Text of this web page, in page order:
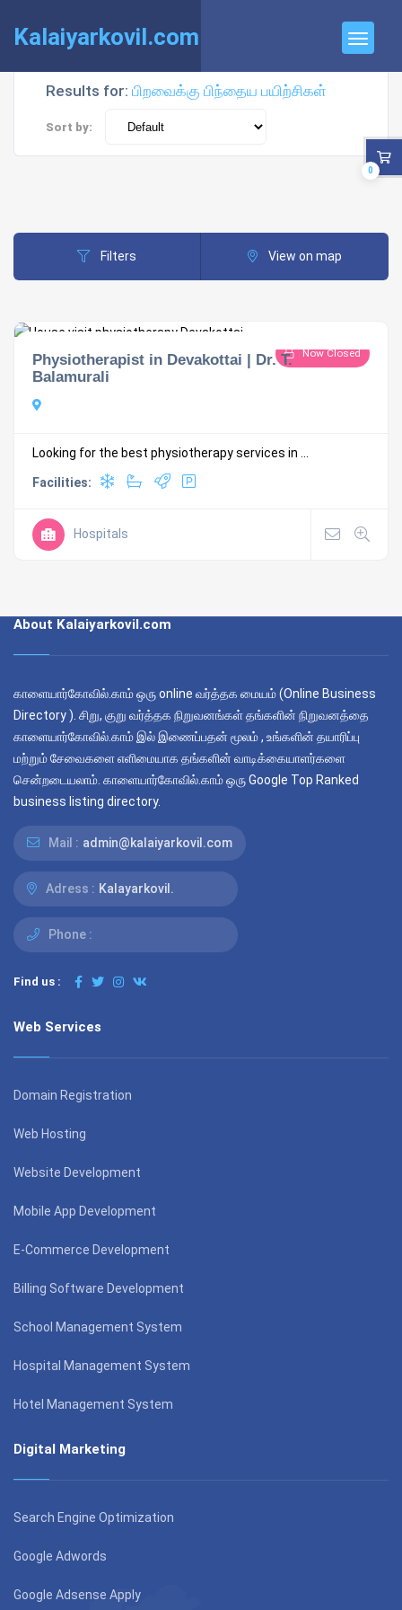
Kalaiyarkovil.com
Results for: பிறவைக்கு பிந்தைய பயிற்சிகள்
Sort by:
Filters View on map
Now Closed
Physiotherapist in Devakottai | Dr. T.
Balamurali
Looking for the best physiotherapy services in ...
Facilities:
Hospitals
0
About Kalaiyarkovil.com
காளையார்கோவில்.காம் ஒரு online வர்த்தக மையம் (Online Business
Directory ). சிறு, குறு வர்த்தக நிறுவனங்கள் தங்களின் நிறுவனத்தை
காளையார்கோவில்.காம் இல் இணைப்பதன் மூலம் , உங்களின் தயாரிப்பு
மற்றும் சேவைகளை எளிமையாக தங்களின் வாடிக்கையாளர்களை
சென்றடையலாம். காளையார்கோவில்.காம் ஒரு Google Top Ranked
business listing directory.
Mail : admin@kalaiyarkovil.com
Adress : Kalayarkovil.
Phone :
Find us :
Web Services
Domain Registration
Web Hosting
Website Development
Mobile App Development
E-Commerce Development
Billing Software Development
School Management System
Hospital Management System
Hotel Management System
Digital Marketing
Search Engine Optimization
Google Adwords
Google Adsense Apply